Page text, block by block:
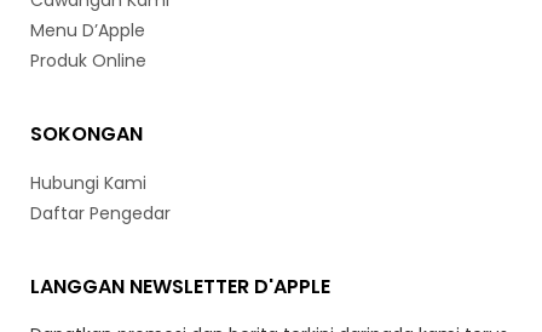
Menu D’Apple
Produk Online
SOKONGAN
Hubungi Kami
Daftar Pengedar
LANGGAN NEWSLETTER D'APPLE